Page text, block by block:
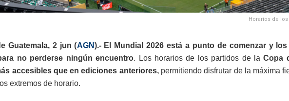
Horarios de los
Guatemala, 2 jun (AGN).- El Mundial 2026 está a punto de comenzar y
no perderse ningún encuentro. Los horarios de los partidos de laCopa
accesibles que en ediciones anteriores,permitiendo disfrutar de la máxima
extremos de horario.